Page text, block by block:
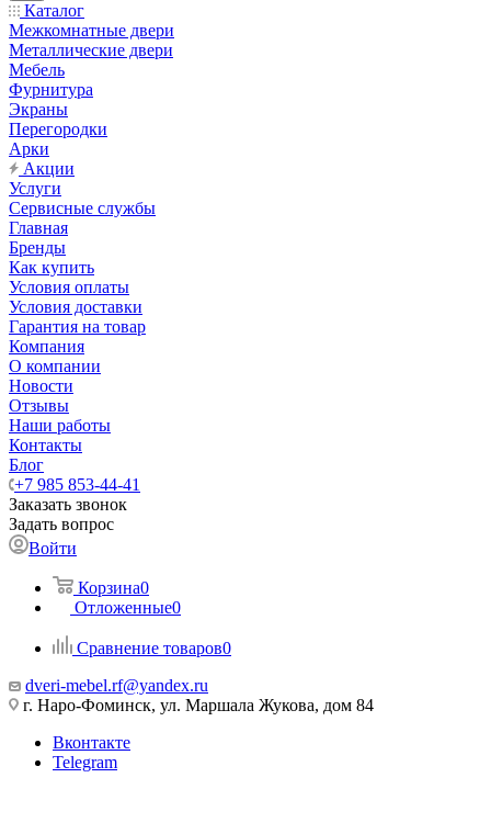
Каталог
Межкомнатные двери
Металлические двери
Мебель
Фурнитура
Экраны
Перегородки
Арки
Акции
Услуги
Сервисные службы
Главная
Бренды
Как купить
Условия оплаты
Условия доставки
Гарантия на товар
Компания
О компании
Новости
Отзывы
Наши работы
Контакты
Блог
+7 985 853-44-41
Заказать звонок
Задать вопрос
Войти
Корзина0
Отложенные0
Сравнение товаров0
dveri-mebel.rf@yandex.ru
г. Наро-Фоминск, ул. Маршала Жукова, дом 84
Вконтакте
Telegram